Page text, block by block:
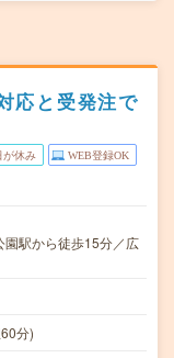
応と受発注で
が休み WEB登録OK
駅から徒歩15分／広
分)